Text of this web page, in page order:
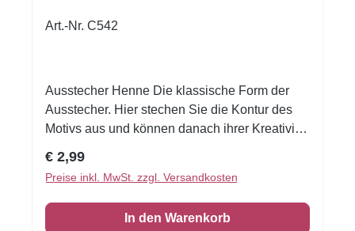
Art.-Nr. C542
Ausstecher Henne Die klassische Form der
Ausstecher. Hier stechen Sie die Kontur des
Motivs aus und können danach ihrer Kreativität
Ausstechformen eignen sich nicht nur
hervorragend zum Plätzchen backen. Sie
können auch für Brot, Butter, Käse, Wurst, Obst
& Gemüse genutzt werden. Werten Sie somit
Regulärer Preis:
€ 2,99
Preise inkl. MwSt. zzgl. Versandkosten
In den Warenkorb